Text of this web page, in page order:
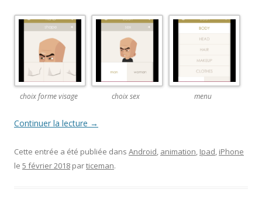
choix forme visage choix sex menu
Continuer la lecture →
Cette entrée a été publiée dans Android, animation, Ipad, iPhone
le 5 février 2018 particeman.